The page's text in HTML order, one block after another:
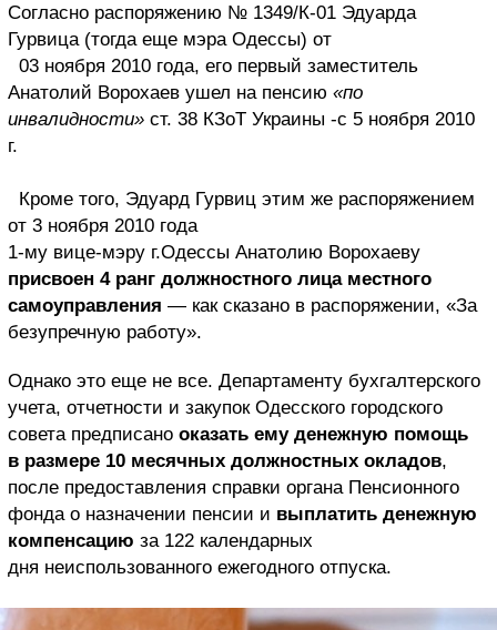
Согласно распоряжению № 1349/К-01 Эдуарда
Гурвица (тогда еще мэра Одессы) от
03 ноября 2010 года, его первый заместитель
Анатолий Ворохаев ушел на пенсию «по
инвалидности» ст. 38 КЗоТ Украины -с 5 ноября 2010
г.
Кроме того, Эдуард Гурвиц этим же распоряжением
от 3 ноября 2010 года
1-му вице-мэру г.Одессы Анатолию Ворохаеву
присвоен 4 ранг должностного лица местного
самоуправления — как сказано в распоряжении, «За
безупречную работу».
Однако это еще не все. Департаменту бухгалтерского
учета, отчетности и закупок Одесского городского
совета предписано оказать ему денежную помощь
в размере 10 месячных должностных окладов,
после предоставления справки органа Пенсионного
фонда о назначении пенсии и выплатить денежную
компенсацию за 122 календарных
дня неиспользованного ежегодного отпуска.